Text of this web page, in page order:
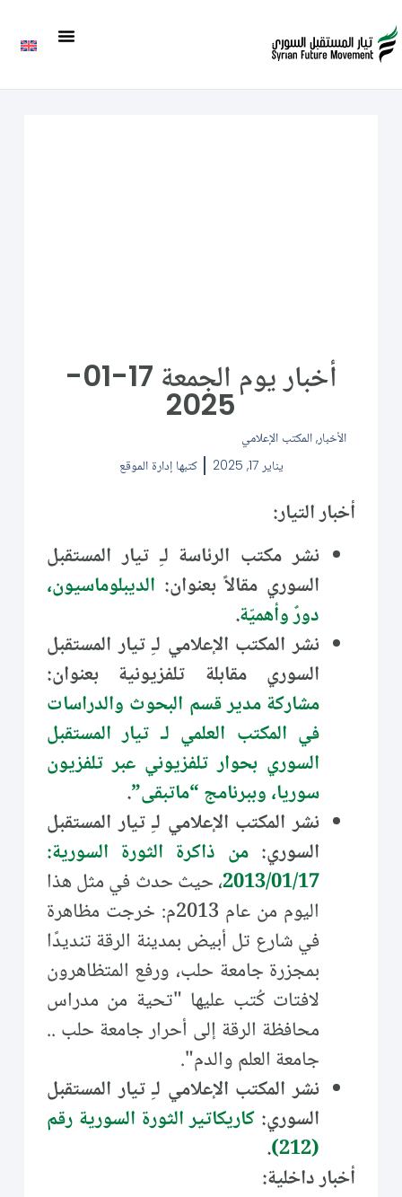
أخبار يوم الجمعة 17-01-
2025
الأخبار, المكتب الإعلامي
يناير 17, 2025
كتبها إدارة الموقع
أخبار التيار:
نشر مكتب الرئاسة لـِ تيار المستقبل
السوري مقالاً بعنوان: الديبلوماسيون،
دورٌ وأهميّة.
نشر المكتب الإعلامي لـِ تيار المستقبل
السوري مقابلة تلفزيونية بعنوان:
مشاركة مدير قسم البحوث والدراسات
في المكتب العلمي لـ تيار المستقبل
السوري بحوار تلفزيوني عبر تلفزيون
سوريا، وببرنامج “ماتبقى”.
نشر المكتب الإعلامي لـِ تيار المستقبل
السوري: من ذاكرة الثورة السورية:
2013/01/17، حيث حدث في مثل هذا
اليوم من عام 2013م: خرجت مظاهرة
في شارع تل أبيض بمدينة الرقة تنديدًا
بمجزرة جامعة حلب، ورفع المتظاهرون
لافتات كُتب عليها "تحية من مدراس
محافظة الرقة إلى أحرار جامعة حلب ..
جامعة العلم والدم".
نشر المكتب الإعلامي لـِ تيار المستقبل
السوري: كاريكاتير الثورة السورية رقم
(212)
.
أخبار داخلية: